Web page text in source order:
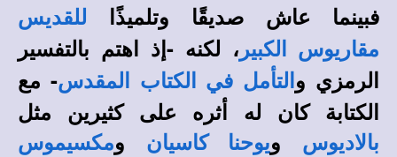
فبينما عاش صديقًا وتلميذًا
للقديس
مقاريوس الكبير ، لكنه -إذ اهتم بالتفسير
الرمزي و التأمل في الكتاب المقدس- مع
الكتابة كان له أثره على كثيرين مثل
بالاديوس ويوحنا كاسيان ومكسيموس